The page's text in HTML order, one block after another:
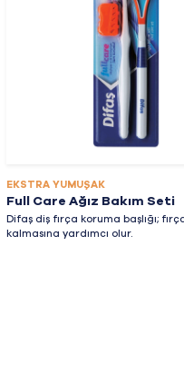
EKSTRA YUMUŞAK
Full Care Ağız Bakım Seti
Difaş diş fırça koruma başlığı;
kalmasına yardımcı olur.